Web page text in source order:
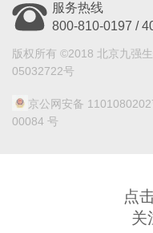
服务热线
800-810-0197 /
版权所有 ©2018 北京九强
05032722号
京公网安备
00084 号
点
关